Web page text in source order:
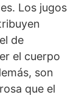
Los jugos
de
el cuerpo
son
que el